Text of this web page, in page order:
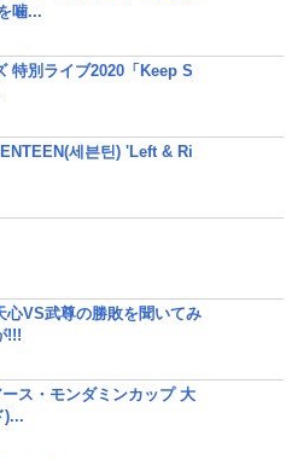
噛...
特別ライブ2020「Keep S
세븐틴) 'Left & Ri
心VS武尊の勝敗を聞いてみ
!!!
ース・モンダミンカップ 大
)...